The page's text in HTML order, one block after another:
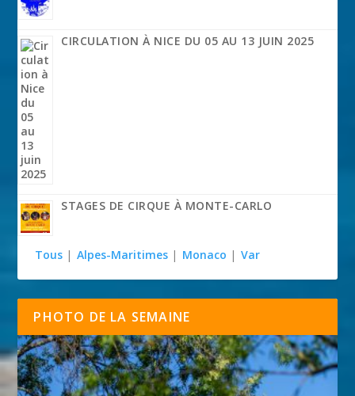
CIRCULATION À NICE DU 05 AU 13 JUIN 2025
STAGES DE CIRQUE À MONTE-CARLO
Tous | Alpes-Maritimes | Monaco | Var
PHOTO DE LA SEMAINE